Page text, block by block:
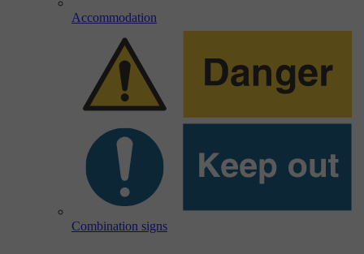
Accommodation
Combination signs